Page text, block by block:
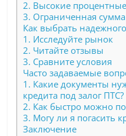
2. Высокие
3. Ограниченная
Как выбрать
1. Исследуйте рынок
2. Читайте отзывы
3. Сравните условия
Часто задаваемые
1. Какие документы
кредита под залог ПТС?
2. Как быстро можно
3. Могу ли я погасить
Заключение